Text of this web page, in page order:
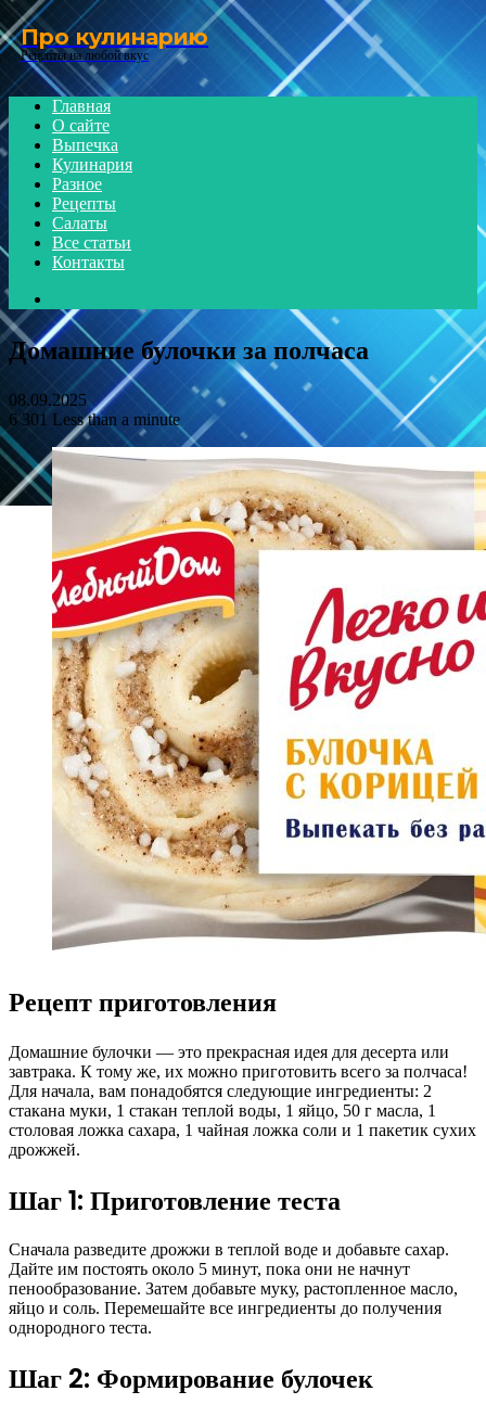
Menu
Про кулинарию
Рецепты на любой вкус
Главная
О сайте
Выпечка
Кулинария
Разное
Рецепты
Салаты
Все статьи
Контакты
for
Домашние булочки за полчаса
08.09.2025
6 301 Less than a minute
Рецепт приготовления
Домашние булочки — это прекрасная идея для десерта или
завтрака. К тому же, их можно приготовить всего за полчаса!
Для начала, вам понадобятся следующие ингредиенты: 2
стакана муки, 1 стакан теплой воды, 1 яйцо, 50 г масла, 1
столовая ложка сахара, 1 чайная ложка соли и 1 пакетик сухих
дрожжей.
Шаг 1: Приготовление теста
Сначала разведите дрожжи в теплой воде и добавьте сахар.
Дайте им постоять около 5 минут, пока они не начнут
пенообразование. Затем добавьте муку, растопленное масло,
яйцо и соль. Перемешайте все ингредиенты до получения
однородного теста.
Шаг 2: Формирование булочек